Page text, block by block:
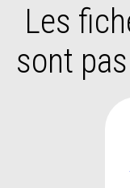
Les
sont